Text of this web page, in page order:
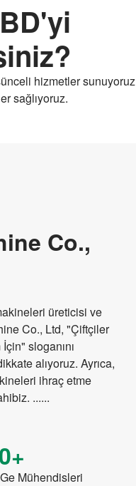
hizmetler sunuyoruz
sağlıyoruz.
Co.,
üreticisi ve
Co., Ltd, "Çiftçiler
sloganını
alıyoruz. Ayrıca,
ihraç etme
......
Mühendisleri